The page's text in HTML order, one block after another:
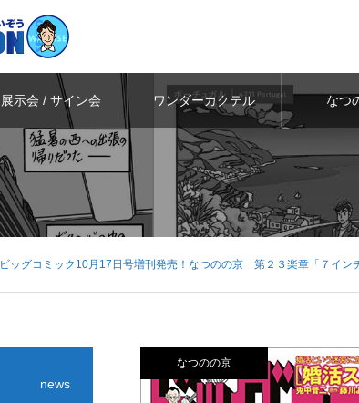
展示会 / サイン会 ワンダーカクテル なつ
ビッグコミック10月17日号増刊発売！なつのの京 第２３楽章「７イン
なつのの京
news